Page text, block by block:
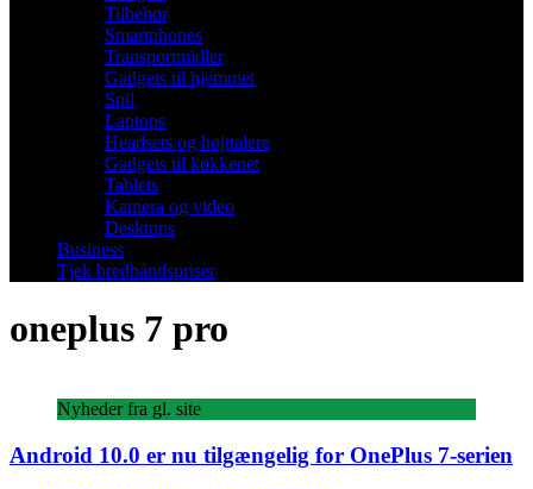
Tilbehør
Smartphones
Transportmidler
Gadgets til hjemmet
Spil
Laptops
Headsets og højttalere
Gadgets til køkkenet
Tablets
Kamera og video
Desktops
Business
Tjek bredbåndspriser
oneplus 7 pro
Nyheder fra gl. site
Android 10.0 er nu tilgængelig for OnePlus 7-serien